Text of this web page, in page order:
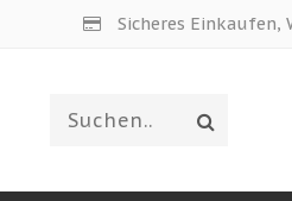
Sicheres Einkaufen,